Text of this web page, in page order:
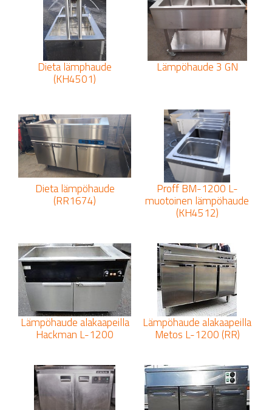
Dieta lämphaude
(KH4501)
Lämpöhaude 3 GN
Dieta lämpöhaude
(RR1674)
Proff BM-1200 L-
muotoinen lämpöhaude
(KH4512)
Lämpöhaude alakaapeilla
Hackman L-1200
Lämpöhaude alakaapeilla
Metos L-1200 (RR)